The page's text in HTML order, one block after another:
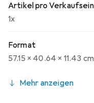
Artikel pro
1x
Format
57.15 x 40.64 x 11.43 cm
Mehr anzeigen